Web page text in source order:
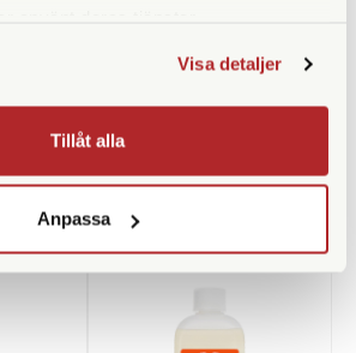
Visa detaljer
Tillåt alla
Anpassa
LÄS MER
Finns i lager
49 SEK
KÖP